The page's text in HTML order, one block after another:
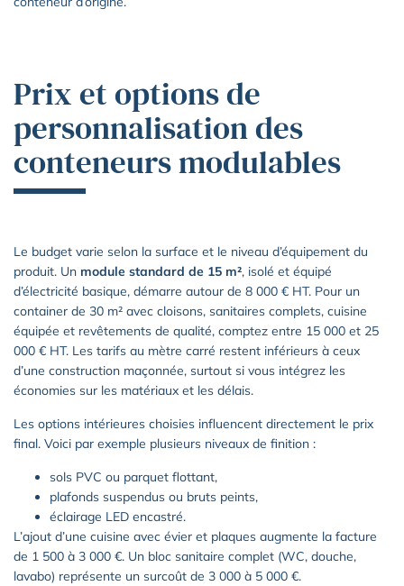
Prix et options de
personnalisation des
conteneurs modulables
Le budget varie selon la surface et le niveau d’équipement du
produit. Un module standard de 15 m², isolé et équipé
d’électricité basique, démarre autour de 8 000 € HT. Pour un
container de 30 m² avec cloisons, sanitaires complets, cuisine
équipée et revêtements de qualité, comptez entre 15 000 et 25
000 € HT. Les tarifs au mètre carré restent inférieurs à ceux
d’une construction maçonnée, surtout si vous intégrez les
économies sur les matériaux et les délais.
Les options intérieures choisies influencent directement le prix
final. Voici par exemple plusieurs niveaux de finition :
sols PVC ou parquet flottant,
plafonds suspendus ou bruts peints,
éclairage LED encastré.
L’ajout d’une cuisine avec évier et plaques augmente la facture
de 1 500 à 3 000 €. Un bloc sanitaire complet (WC, douche,
lavabo) représente un surcoût de 3 000 à 5 000 €.